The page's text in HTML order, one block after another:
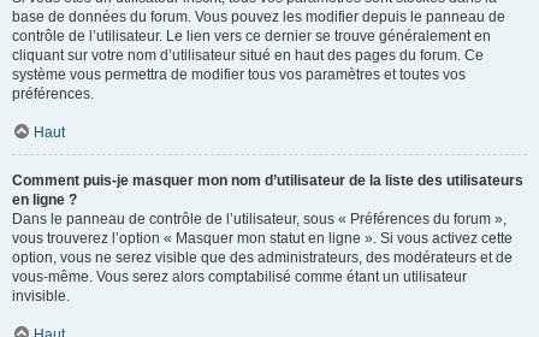
base de données du forum. Vous pouvez les modifier depuis le panneau de
contrôle de l’utilisateur. Le lien vers ce dernier se trouve généralement en
cliquant sur votre nom d’utilisateur situé en haut des pages du forum. Ce
système vous permettra de modifier tous vos paramètres et toutes vos
préférences.
Haut
Comment puis-je masquer mon nom d’utilisateur de la liste des utilisateurs
en ligne ?
Dans le panneau de contrôle de l’utilisateur, sous « Préférences du forum »,
vous trouverez l’option « Masquer mon statut en ligne ». Si vous activez cette
option, vous ne serez visible que des administrateurs, des modérateurs et de
vous-même. Vous serez alors comptabilisé comme étant un utilisateur
invisible.